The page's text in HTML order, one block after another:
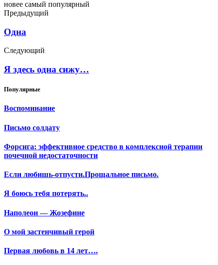
новее самый популярный
Предыдущий
Одна
Следующий
Я здесь одна сижу…
Популярные
Воспоминание
Письмо солдату
Форсига: эффективное средство в комплексной терапии
почечной недостаточности
Если любишь-отпусти.Прощальное письмо.
Я боюсь тебя потерять..
Наполеон — Жозефине
О мой застенчивый герой
Первая любовь в 14 лет….